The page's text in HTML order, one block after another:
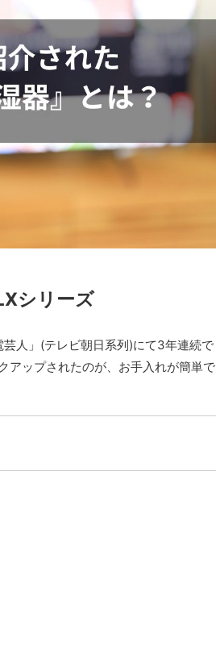
シリーズ
人」(テレビ朝日系列)にて3年連続で
アップされたのが、お手入れが簡単で